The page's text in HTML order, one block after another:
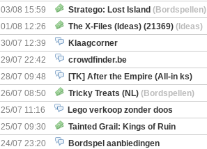
Kapitein Boe
(Bordspellen)
03/08 15:59 Stratego: Lost Island (Bordspellen)
01/08 12:26
The X-Files (Ideas) (21369) (Ideas)
30/07 12:39
Klaagcorner
29/07 22:42
crowdfinder.be
28/07 09:48
[TK] After the Empire (All-in ks)
26/07 08:50
Tricky Treats (NL) (Bordspellen)
25/07 11:16
Lego verkoop zonder doos
25/07 09:30
Tainted Grail: Kings of Ruin
Uitbreiding: Wyrd Encounters(Bordspellen)
24/07 23:20
Bordspel aanbiedingen